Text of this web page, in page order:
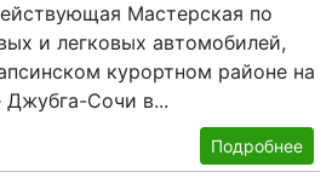
Мастерская по
и легковых автомобилей,
курортном районе на
Джубга-Сочи в...
Подробнее